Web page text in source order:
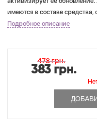
имеются в составе
питают кожные покровы. При
Подробное описание
478 грн.
383 грн.